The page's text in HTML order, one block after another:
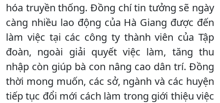
hóa truyền thống. Đồng chí tin tưởng sẽ ngày
càng nhiều lao động của Hà Giang được đến
làm việc tại các công ty thành viên của Tập
đoàn, ngoài giải quyết việc làm, tăng thu
nhập còn giúp bà con nâng cao dân trí. Đồng
thời mong muốn, các sở, ngành và các huyện
tiếp tục đổi mới cách làm trong giới thiệu việc